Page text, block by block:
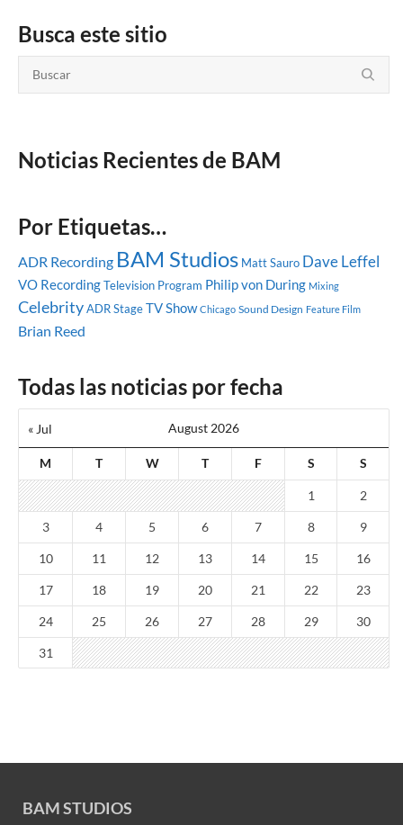
Busca este sitio
Noticias Recientes de BAM
Por Etiquetas…
ADR Recording BAM Studios Matt Sauro Dave Leffel
VO RecordingTelevision Program Philip von During Mixing
CelebrityADR StageTV Show Chicago Sound Design Feature Film
Brian Reed
Todas las noticias por fecha
August 2026
M T W T F S S
« Jul
1 2
3 4 5 6 7 8 9
10 11 12 13 14 15 16
17 18 19 20 21 22 23
24 25 26 27 28 29 30
31
BAM STUDIOS